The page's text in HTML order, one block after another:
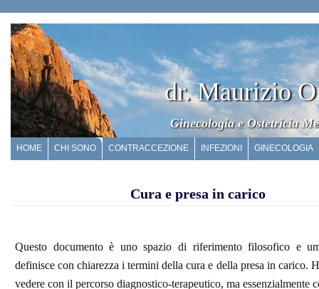
dr. Maurizio
Ginecologia e Ostetricia
HOME CHI SONO CONTRACCEZIONE INFEZIONI GINECOLOGIA
Cura e presa in carico
Questo documento è uno spazio di riferimento filosofico e
definisce con chiarezza i termini della cura e della presa in carico.
vedere con il percorso diagnostico-terapeutico, ma essenzialmente